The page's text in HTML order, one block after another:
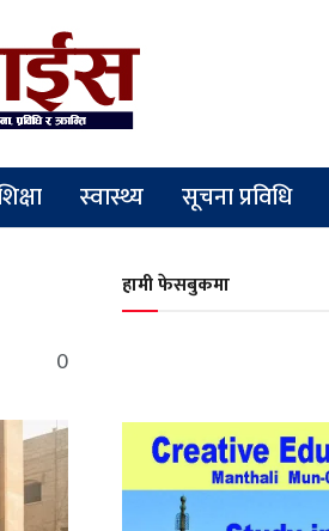
स्वास्थ्य सूचना प्रविधि
0
हामी फेसबुकमा